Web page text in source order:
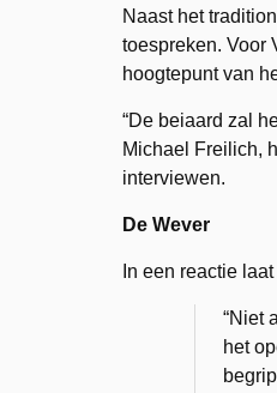
Naast het
toespreken. Voor
hoogtepunt van
“De beiaard zal
Michael Freilich,
interviewen.
De Wever
In een reactie
“Niet
het